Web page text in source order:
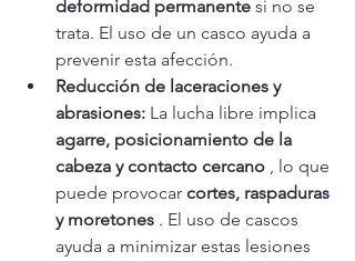
deformidad permanente si no se
trata. El uso de un casco ayuda a
prevenir esta afección.
Reducción de laceraciones y
abrasiones: La lucha libre implica
agarre, posicionamiento de la
cabeza y contacto cercano , lo que
puede provocar cortes, raspaduras
y moretones . El uso de cascos
ayuda a minimizar estas lesiones